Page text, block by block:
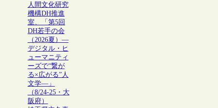
人間文化研究
機構DH推進
室、「第5回
DH若手の会
（2026夏）―
デジタル・ヒ
ューマニティ
ーズで“繋が
る×広がる”人
文学―」
（8/24-25・大
阪府）